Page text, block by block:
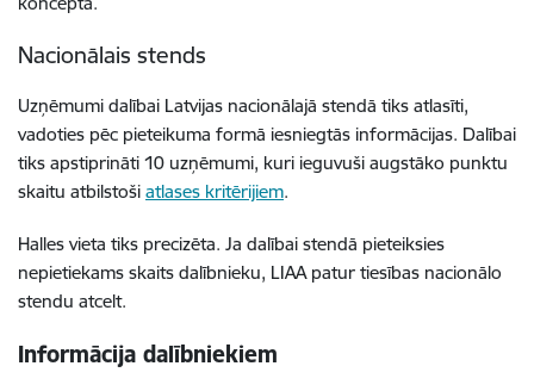
Nacionālais stends
Uzņēmumi dalībai Latvijas nacionālajā stendā tiks atlasīti,
vadoties pēc pieteikuma formā iesniegtās informācijas. Dalībai
tiks apstiprināti 10 uzņēmumi, kuri ieguvuši augstāko punktu
skaitu atbilstoši atlases kritērijiem.
Halles vieta tiks precizēta. Ja dalībai stendā pieteiksies
nepietiekams skaits dalībnieku, LIAA patur tiesības nacionālo
stendu atcelt.
Informācija dalībniekiem